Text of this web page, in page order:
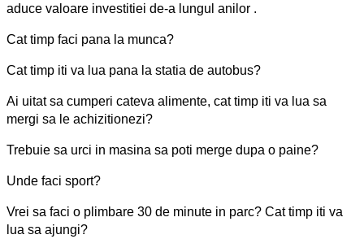
aduce valoare investitiei de-a lungul anilor .
Cat timp faci pana la munca?
Cat timp iti va lua pana la statia de autobus?
Ai uitat sa cumperi cateva alimente, cat timp iti va lua sa
mergi sa le achizitionezi?
Trebuie sa urci in masina sa poti merge dupa o paine?
Unde faci sport?
Vrei sa faci o plimbare 30 de minute in parc? Cat timp iti va
lua sa ajungi?